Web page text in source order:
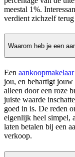
meestal 1%.
verdient zichzelf
Waarom heb je een
Een aankoopmakelaar
jou, en behartigt
alleen door een roze
juiste waarde
goed in is. De reden
eigenlijk heel simpel,
laten betalen bij een
verkoop.